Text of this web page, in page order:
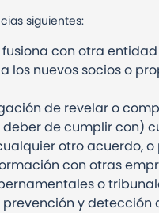
siguientes:
con otra
nuevos socios o
de revelar o
de cumplir con)
otro acuerdo,
con otras
o
y detección